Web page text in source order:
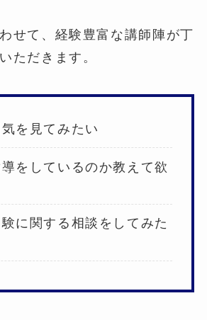
せて、経験豊富な講師陣が丁
ただきます。
を見てみたい
をしているのか教えて欲
に関する相談をしてみた